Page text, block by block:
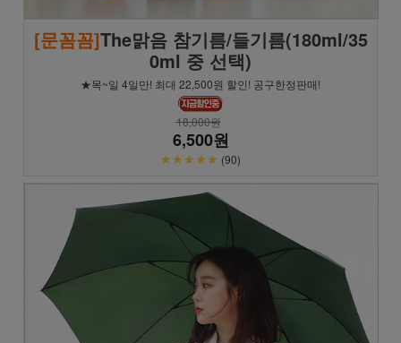
[문꼼꼼]The맑음 참기름/들기름(180ml/35
0ml 중 선택)
★목~일 4일만! 최대 22,500원 할인! 공구한정판매!
18,000원
6,500원
★★★★★ (90)